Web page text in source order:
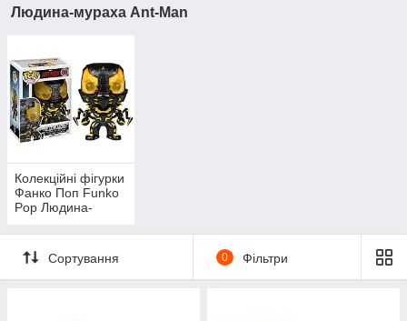
Людина-мураха Ant-Man
Колекційні фігурки
Фанко Поп Funko
Pop Людина-
Сортування 0 Фільтри